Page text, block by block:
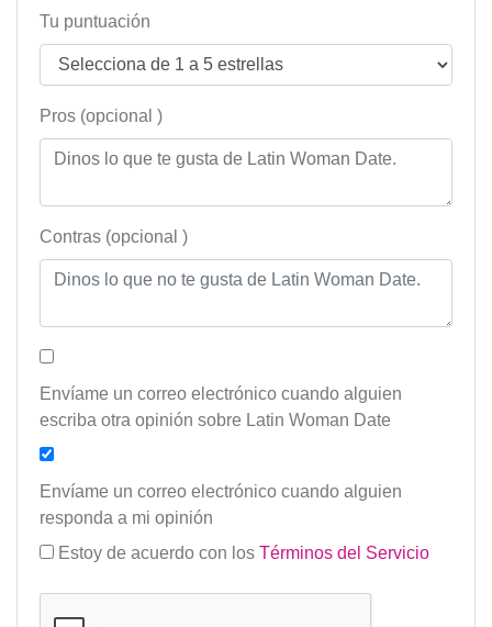
Tu puntuación
Pros (opcional )
Contras (opcional )
Envíame un correo electrónico cuando alguien
escriba otra opinión sobre Latin Woman Date
Envíame un correo electrónico cuando alguien
responda a mi opinión
Estoy de acuerdo con los Términos del Servicio